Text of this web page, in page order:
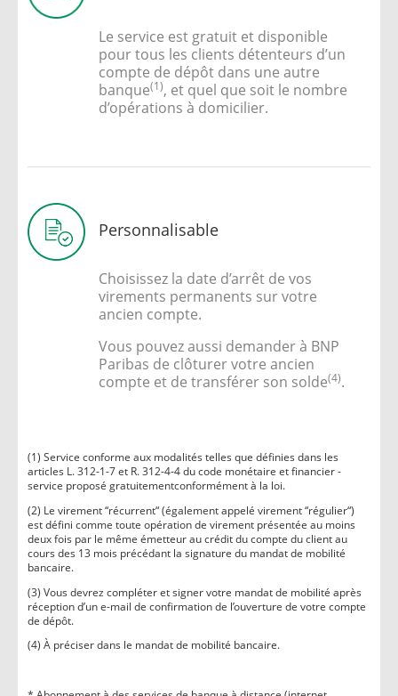
Le service est gratuit et disponible
pour tous les clients détenteurs d’un
compte de dépôt dans une autre
banque(1), et quel que soit le nombre
d’opérations à domicilier.
Personnalisable
Choisissez la date d’arrêt de vos
virements permanents sur votre
ancien compte.
Vous pouvez aussi demander à BNP
Paribas de clôturer votre ancien
compte et de transférer son solde(4).
(1) Service conforme aux modalités telles que définies dans les
articles L. 312-1-7 et R. 312-4-4 du code monétaire et financier -
service proposé gratuitementconformément à la loi.
(2) Le virement “récurrent“ (également appelé virement “régulier“)
est défini comme toute opération de virement présentée au moins
deux fois par le même émetteur au crédit du compte du client au
cours des 13 mois précédant la signature du mandat de mobilité
bancaire.
(3) Vous devrez compléter et signer votre mandat de mobilité après
réception d’un e-mail de confirmation de l’ouverture de votre compte
de dépôt.
(4) À préciser dans le mandat de mobilité bancaire.